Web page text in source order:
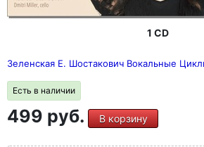
1 CD
Зеленская Е. Шостакович Вокальные
Есть в наличии
499 руб. В корзину